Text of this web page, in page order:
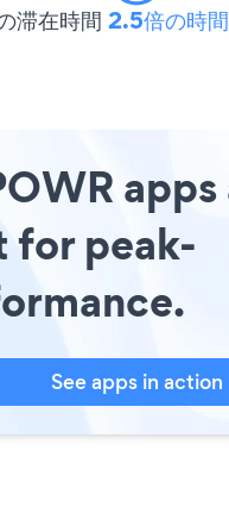
滞在時間 2.5倍の時間
apps
for peak-
See apps in action